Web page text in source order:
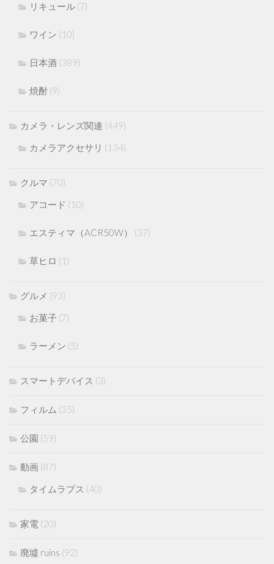
リキュール (7)
ワイン (10)
日本酒 (389)
焼酎 (9)
カメラ・レンズ関連 (449)
カメラアクセサリ (134)
クルマ (70)
アコード (10)
エスティマ（ACR50W） (37)
草ヒロ (1)
グルメ (93)
お菓子 (7)
ラーメン (5)
スマートデバイス (3)
フィルム (35)
公園 (59)
動画 (87)
タイムラプス (40)
家電 (20)
廃墟 ruins (92)